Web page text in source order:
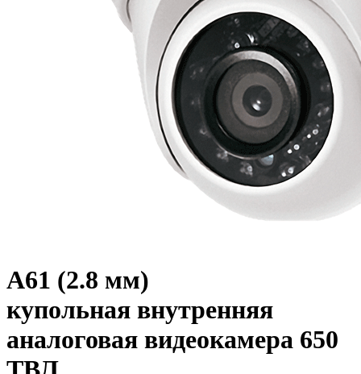
A61 (2.8 мм)
купольная внутренняя
аналоговая видеокамера 650